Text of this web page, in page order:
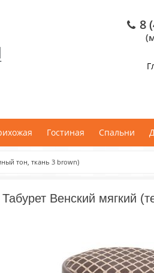
8
Гостиная Спальни
тон, ткань 3 brown)
Табурет Венский мягкий